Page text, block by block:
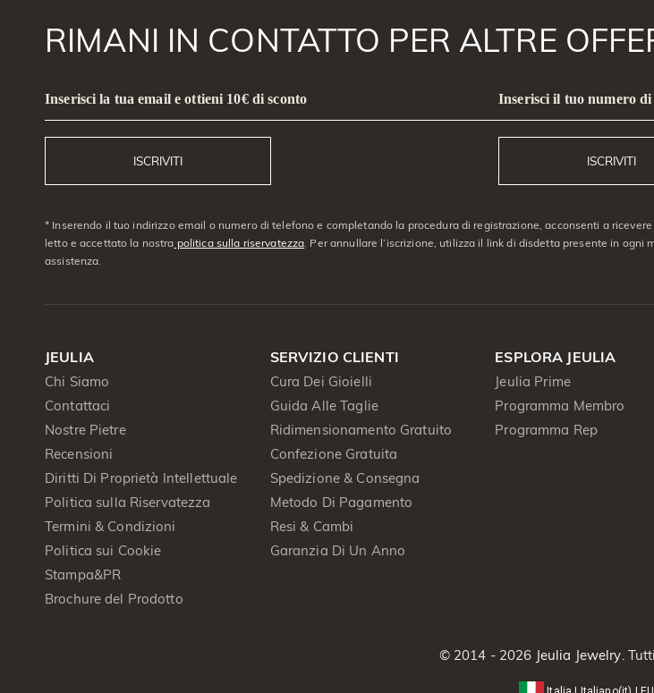
RIMANI IN CONTATTO PER ALTRE
Inserisci la tua email e ottieni 10€ di sconto
ISCRIVITI
Inserisci il tuo numero di
ISCRIVITI
* Inserendo il tuo indirizzo email o numero di telefono e completando la procedura di registrazione, acconsenti a
letto e accettato la nostra politica sulla riservatezza . Per annullare l’iscrizione, utilizza il link di disdetta presente in
assistenza.
JEULIA
Chi Siamo
Contattaci
Nostre Pietre
Recensioni
Diritti Di Proprietà Intellettuale
Politica sulla Riservatezza
Termini & Condizioni
Politica sui Cookie
Stampa&PR
Brochure del Prodotto
SERVIZIO CLIENTI
Cura Dei Gioielli
Guida Alle Taglie
Ridimensionamento Gratuito
Confezione Gratuita
Spedizione & Consegna
Metodo Di Pagamento
Resi & Cambi
Garanzia Di Un Anno
ESPLORA JEULIA
Jeulia Prime
Programma Membro
Programma Rep
© 2014 - 2026 Jeulia Jewelry .